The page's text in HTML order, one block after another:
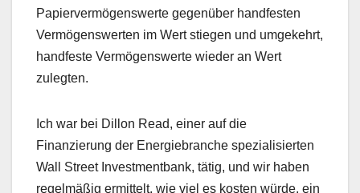
Papiervermögenswerte gegenüber handfesten
Vermögenswerten im Wert stiegen und umgekehrt,
handfeste Vermögenswerte wieder an Wert
zulegten.
Ich war bei Dillon Read, einer auf die
Finanzierung der Energiebranche spezialisierten
Wall Street Investmentbank, tätig, und wir haben
regelmäßig ermittelt, wie viel es kosten würde, ein